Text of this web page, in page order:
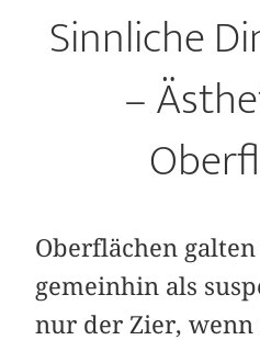
Sinnliche
–
Oberflächen
gemeinhin als
nur der Zier,